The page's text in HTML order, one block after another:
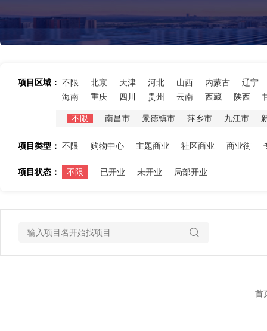
项目区域： 不限 北京 天津 河北 山西 内蒙古
辽宁
海南
重庆 四川 贵州 云南 西藏 陕西
不限 南昌市 景德镇市 萍乡市 九江市
项目类型： 不限 购物中心 主题商业 社区商业 商业街
项目状态： 不限 已开业 未开业 局部开业
首